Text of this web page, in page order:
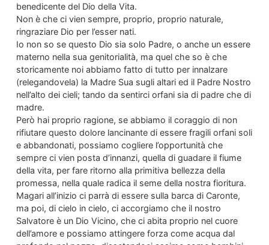
benedicente del Dio della Vita.
Non è che ci vien sempre, proprio, proprio naturale,
ringraziare Dio per l’esser nati.
Io non so se questo Dio sia solo Padre, o anche un essere
materno nella sua genitorialità, ma quel che so è che
storicamente noi abbiamo fatto di tutto per innalzare
(relegandovela) la Madre Sua sugli altari ed il Padre Nostro
nell’alto dei cieli; tando da sentirci orfani sia di padre che di
madre.
Però hai proprio ragione, se abbiamo il coraggio di non
rifiutare questo dolore lancinante di essere fragili orfani soli
e abbandonati, possiamo cogliere l’opportunità che
sempre ci vien posta d’innanzi, quella di guadare il fiume
della vita, per fare ritorno alla primitiva bellezza della
promessa, nella quale radica il seme della nostra fioritura.
Magari all’inizio ci parrà di essere sulla barca di Caronte,
ma poi, di cielo in cielo, ci accorgiamo che il nostro
Salvatore è un Dio Vicino, che ci abita proprio nel cuore
dell’amore e possiamo attingere forza come acqua dal